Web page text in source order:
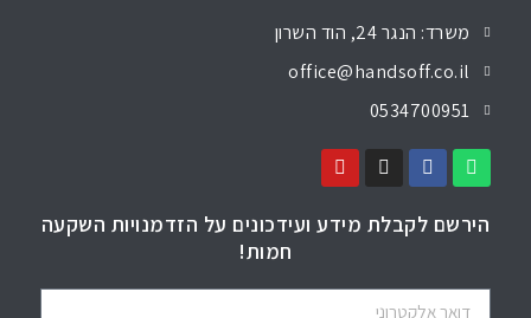
משרד: הנגר 24, הוד השרון
office@handsoff.co.il
0534700951
הירשם לקבלת מידע ועידכונים על הזדמנויות השקעה
חמות!